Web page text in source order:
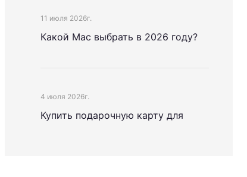
11 июля 2026г.
Какой Mac выбрать в 2026 году?
4 июля 2026г.
Купить подарочную карту для